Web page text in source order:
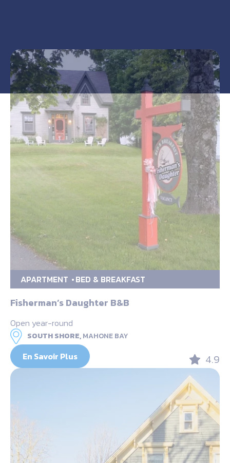
APARTMENT BED & BREAKFAST
Fisherman’s Daughter B&B
Open year-round
SOUTH SHORE,MAHONE BAY
En Savoir Plus 4.9